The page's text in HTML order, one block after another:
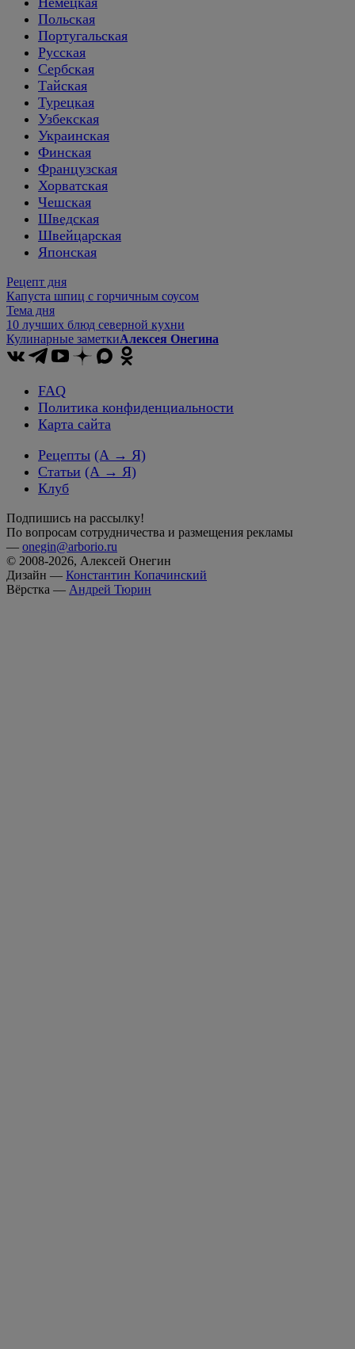
Польская
Португальская
Русская
Сербская
Тайская
Турецкая
Узбекская
Украинская
Финская
Французская
Хорватская
Чешская
Шведская
Швейцарская
Японская
Рецепт дня
Капуста шпиц с горчичным соусом
Тема дня
10 лучших блюд северной кухни
Кулинарные заметкиАлексея Онегина
FAQ
Политика конфиденциальности
Карта сайта
Рецепты (А → Я)
Статьи (А → Я)
Клуб
Подпишись на рассылку!
По вопросам сотрудничества и размещения рекламы
— onegin@arborio.ru
© 2008-2026, Алексей Онегин
Дизайн — Константин Копачинский
Вёрстка — Андрей Тюрин